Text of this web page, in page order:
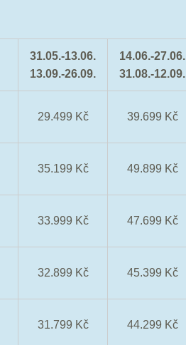
31.05.-13.06.
13.09.-26.09.
14.06.-27.06.
31.08.-12.09.
29.499 Kč 39.699 Kč
35.199 Kč 49.899 Kč
33.999 Kč 47.699 Kč
32.899 Kč 45.399 Kč
31.799 Kč 44.299 Kč